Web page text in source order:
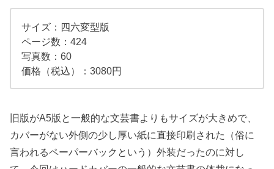
サイズ：四六変型版
ページ数：424
写真数：60
価格（税込）：3080円
旧版がA5版と一般的な文芸書よりもサイズが大きめで、
カバーがない外側の少し厚い紙に直接印刷された（俗に
言われるペーパーバックという）外装だったのに対し